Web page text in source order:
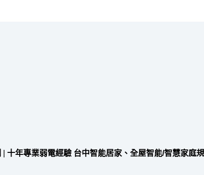
十年專業弱電經驗 台中智能居家、全屋智能/智慧家庭